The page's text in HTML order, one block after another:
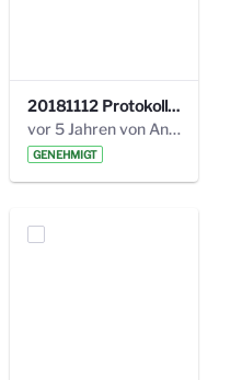
20181112 Protokoll 24. Steuerungskreis.pdf
vor 5 Jahren von Anni Schlumberger
GENEHMIGT